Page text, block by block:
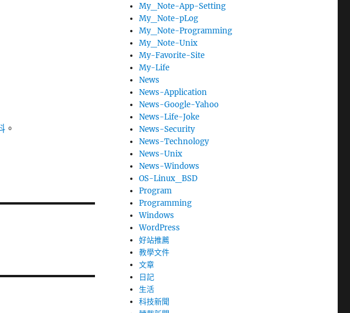
。
My_Note-App-Setting
My_Note-pLog
My_Note-Programming
My_Note-Unix
My-Favorite-Site
My-Life
News
News-Application
News-Google-Yahoo
News-Life-Joke
News-Security
News-Technology
News-Unix
News-Windows
OS-Linux_BSD
Program
Programming
Windows
WordPress
好站推薦
教學文件
文章
日記
生活
科技新聞